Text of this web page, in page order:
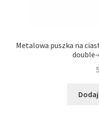
Metalowa puszka na
double-